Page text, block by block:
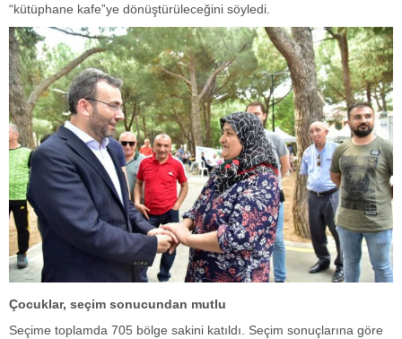
“kütüphane kafe”ye dönüştürüleceğini söyledi.
Çocuklar, seçim sonucundan mutlu
Seçime toplamda 705 bölge sakini katıldı. Seçim sonuçlarına göre